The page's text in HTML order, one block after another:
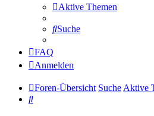
Aktive Themen
Suche
FAQ
Anmelden
Foren-Übersicht SucheAktive
Suche